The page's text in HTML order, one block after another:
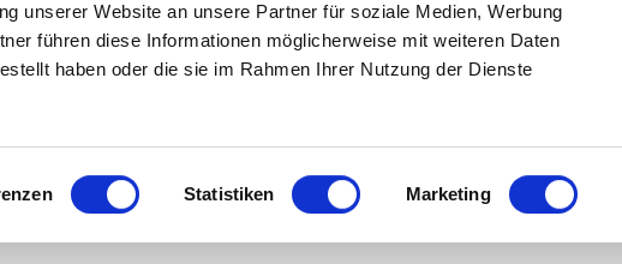
unserer Website an unsere Partner für soziale Medien, Werbung
führen diese Informationen möglicherweise mit weiteren Daten
haben oder die sie im Rahmen Ihrer Nutzung der Dienste
Statistiken Marketing
August 2022